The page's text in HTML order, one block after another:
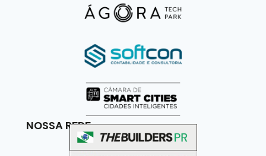
NOSSA REDE